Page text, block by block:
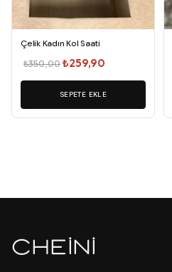
Çelik Kadın Kol Saati
₺350,00Orijinal
fiyat:
₺350,00.
₺259,90
andaki
fiyat:
SEPETE EKLE